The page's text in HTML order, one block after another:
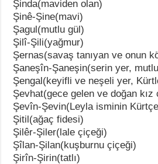
Şinda(maviden olan)
Şinê-Şine(mavi)
Şagul(mutlu gül)
Şilî-Şili(yağmur)
Şernas(savaş tanıyan ve onun
Şaneşîn-Şaneşin(serin yer,
Şengal(keyifli ve neşeli yer,
Şevhat(gece gelen ve doğan kız
Şevîn-Şevin(Leyla isminin
Şitil(ağaç fidesi)
Şilêr-Şiler(lale çiçeği)
Şîlan-Şilan(kuşburnu çiçeği)
Şirîn-Şirin(tatlı)